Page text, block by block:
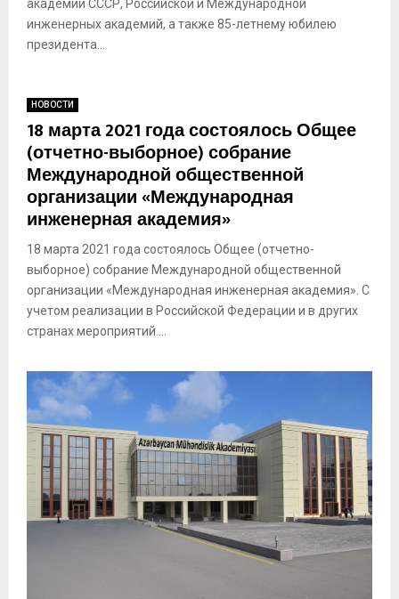
академии СССР, Российской и Международной
инженерных академий, а также 85-летнему юбилею
президента...
НОВОСТИ
18 марта 2021 года состоялось Общее
(отчетно-выборное) собрание
Международной общественной
организации «Международная
инженерная академия»
18 марта 2021 года состоялось Общее (отчетно-
выборное) собрание Международной общественной
организации «Международная инженерная академия». С
учетом реализации в Российской Федерации и в других
странах мероприятий ...